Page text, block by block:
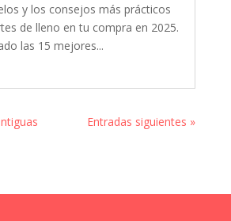
y los consejos más prácticos
de lleno en tu compra en 2025.
las 15 mejores...
Entradas siguientes »